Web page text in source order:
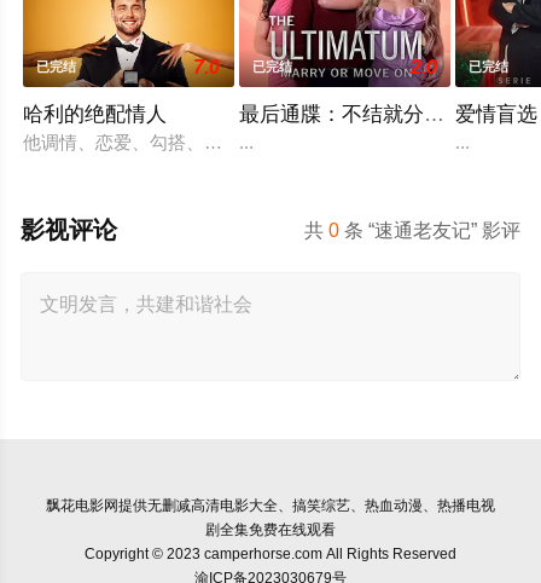
已完结 7.0
哈利的绝配情人
他调情、恋爱、勾搭、分手。他甚至用糖果戒指求婚。但现在
已完结 2.0
最后通牒：不结就分第四季
...
已完结
爱情盲
...
共0 条 “速通老友记” 影评
影视评论
飘花电影网提供无删减高清电影大全、搞笑综艺、热血动漫、热播电视
剧全集免费在线观看
Copyright © 2023 camperhorse.com All Rights Reserved
渝ICP备2023030679号